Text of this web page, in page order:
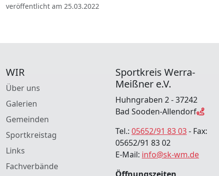
veröffentlicht am 25.03.2022
WIR
Über uns
Galerien
Gemeinden
Sportkreistag
Links
Fachverbände
Sportkreis Werra-
Meißner e.V.
Huhngraben 2 - 37242
Bad Sooden-Allendorf
Tel.: 05652/91 83 03- Fax:
05652/91 83 02
E-Mail: info@sk-wm.de